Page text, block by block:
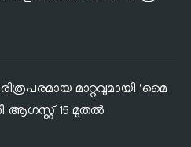
മാറ്റവുമായി ‘മൈ
ആഗസ്റ്റ് 15 മുതൽ